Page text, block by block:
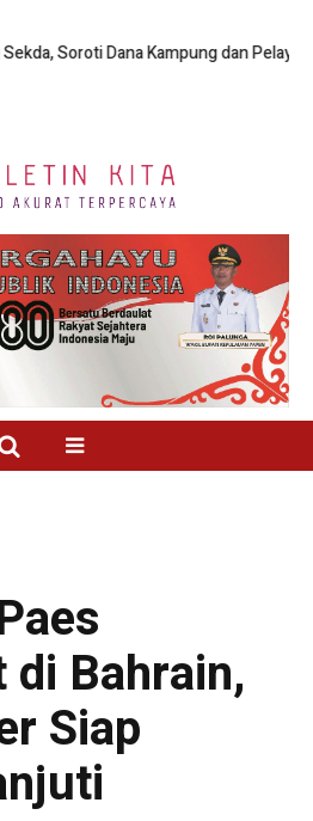
Dana Kampung dan Pelayanan Publik
Bahrain,
Siap